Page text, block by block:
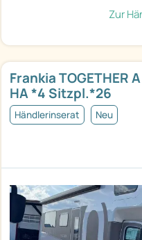
Zur
Frankia TOGETHER
HA *4 Sitzpl.*26
Händlerinserat Neu